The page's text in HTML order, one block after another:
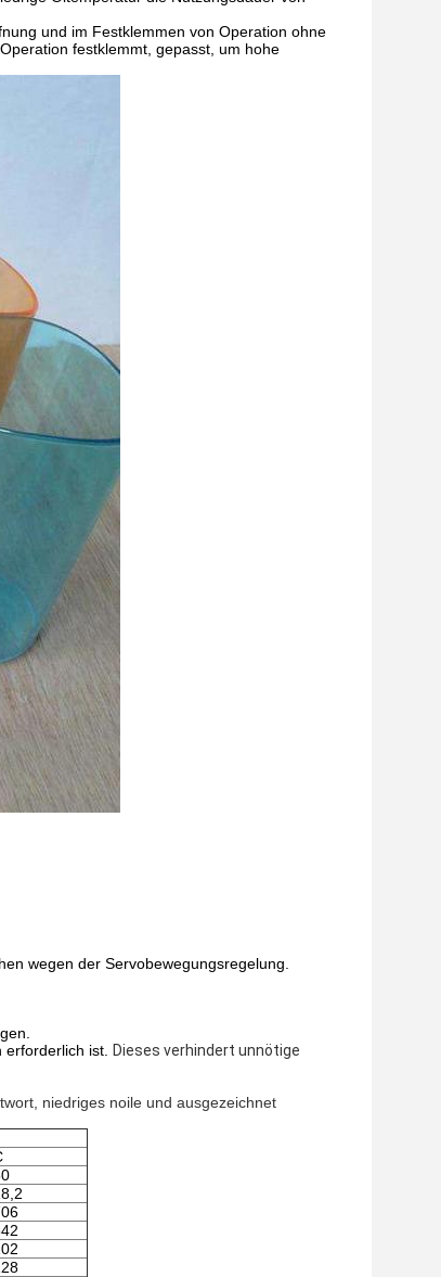
und im Festklemmen von Operation ohne
festklemmt, gepasst, um hohe
wegen der Servobewegungsregelung.
ist.
Dieses verhindert unnötige
niedriges noile und ausgezeichnet